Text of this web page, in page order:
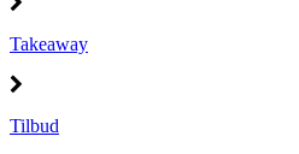
Takeaway
Tilbud